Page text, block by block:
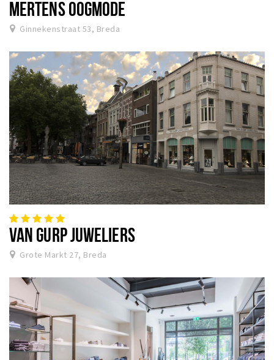
MERTENS OOGMODE
Ginnekenstraat 53, Breda
VAN GURP JUWELIERS
Grote Markt 27, Breda